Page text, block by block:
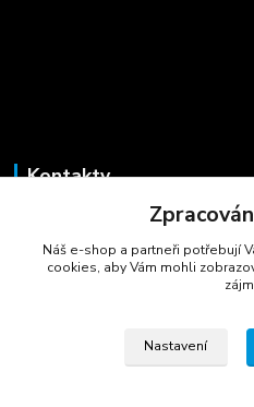
Kontakty
+420 723 725 881
(Po-Pá, 8-16 hod.)
Náš e-shop a partneři potřebují
cookies, aby Vám mohli
Nastavení